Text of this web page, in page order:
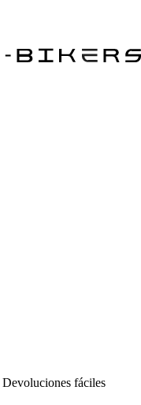
Devoluciones fáciles